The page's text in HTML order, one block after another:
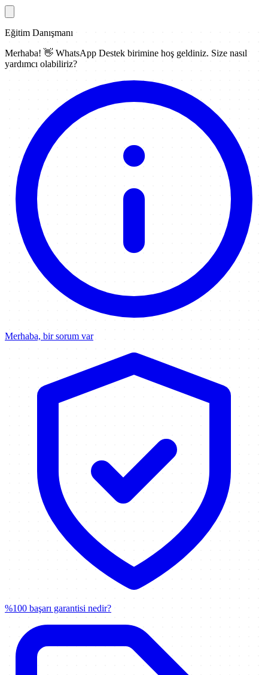
Eğitim Danışmanı
Merhaba! 👋 WhatsApp Destek birimine hoş geldiniz. Size nasıl
yardımcı olabiliriz?
Merhaba, bir sorum var
%100 başarı garantisi nedir?